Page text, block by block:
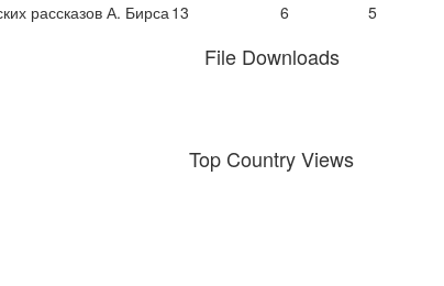
рассказов А. Бирса13 6 5
File Downloads
Top Country Views